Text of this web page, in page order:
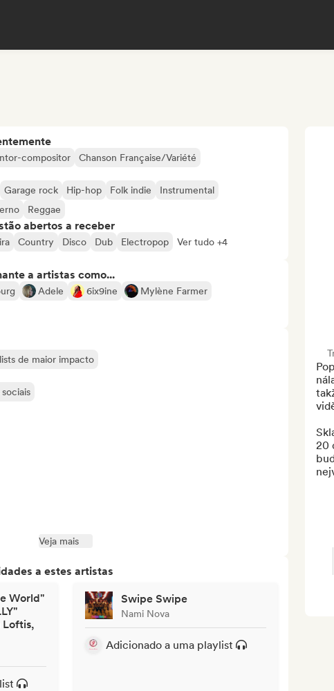
compositor Chanson Française/Variété
Garage rock Hip-hop Folk indie
Instrumental
Reggae
abertos a receber
Country Disco Dub Electropop Ver tudo +4
a artistas como...
Adele 6ix9ine
Mylène Farmer
de maior impacto
Veja mais
a estes artistas
World"
Loftis,
Swipe Swipe
Nami Nova
Adicionado a uma playlist
20